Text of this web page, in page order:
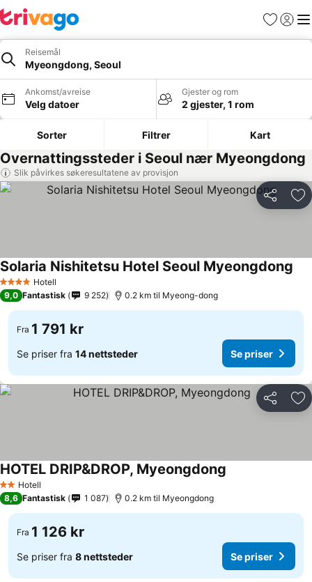
Favoritter
Logg
Reisemål
Myeongdong, Seoul
Ankomst/avreise
Velg datoer
Gjester og rom
2 gjester, 1 rom
Sorter Filtrer Kart
Overnattingssteder i Seoul nær Myeongdong
Slik påvirkes søkeresultatene av provisjon
Del
4 StjernerHotell
Solaria Nishitetsu Hotel Seoul Myeongdong
9,0 Fantastisk 9 252 0.2 km til Myeong-dong
Fra 1 791 kr
Se priser fra 14 nettsteder Se priser
Del
2 Stjerner
Hotell
HOTEL DRIP&DROP, Myeongdong
8,6 Fantastisk 1 087 0.2 km til Myeongdong
Fra 1 126 kr
Se priser fra 8 nettsteder Se priser